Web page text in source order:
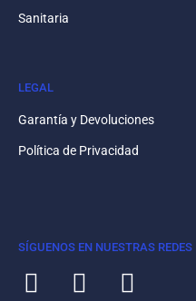
Sanitaria
LEGAL
Garantía y Devoluciones
Política de Privacidad
SÍGUENOS EN NUESTRAS REDES